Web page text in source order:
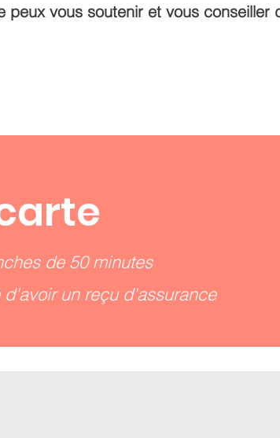
peux vous soutenir et vous
de 50 minutes
d'avoir un reçu d'assurance